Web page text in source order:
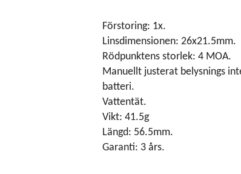
Förstoring: 1x.
Linsdimensionen: 26x21.5mm.
Rödpunktens storlek: 4 MOA.
Manuellt justerat belysnings
batteri.
Vattentät.
Vikt: 41.5g
Längd: 56.5mm.
Garanti: 3 års.